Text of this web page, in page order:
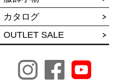
カタログ
OUTLET SALE